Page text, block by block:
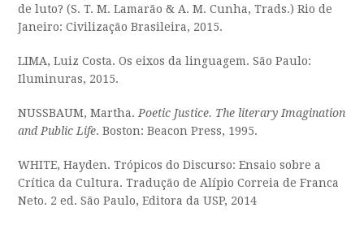
de luto? (S. T. M. Lamarão & A. M. Cunha, Trads.) Rio de
Janeiro: Civilização Brasileira, 2015.
LIMA, Luiz Costa. Os eixos da linguagem. São Paulo:
Iluminuras, 2015.
NUSSBAUM, Martha. Poetic Justice. The literary Imagination
and Public Life. Boston: Beacon Press, 1995.
WHITE, Hayden. Trópicos do Discurso: Ensaio sobre a
Crítica da Cultura. Tradução de Alípio Correia de Franca
Neto. 2 ed. São Paulo, Editora da USP, 2014